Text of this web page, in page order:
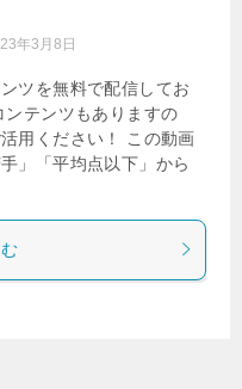
年3月8日
ツを無料で配信してお
ンテンツもありますの
用ください！ この動画
」「平均点以下」から